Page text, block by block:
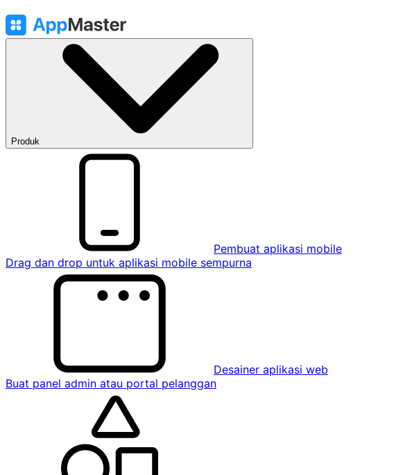
Produk
Pembuat aplikasi mobile
Drag dan drop untuk aplikasi mobile sempurna
Desainer aplikasi web
Buat panel admin atau portal pelanggan